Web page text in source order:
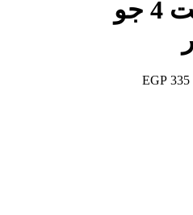
ساوندكور سليكت 4 جو
335 EGP